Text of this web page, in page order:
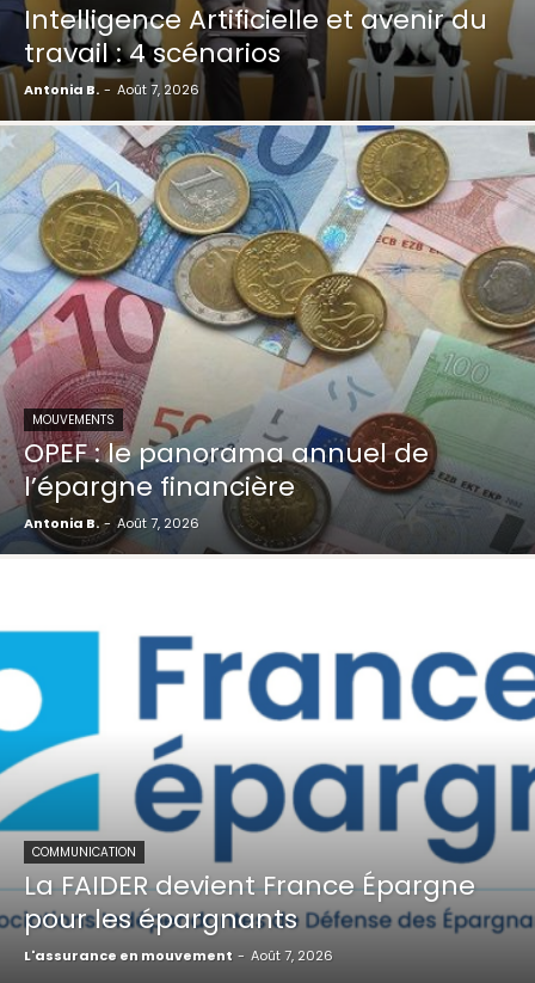
Intelligence Artificielle et avenir du
travail : 4 scénarios
Antonia B. - Août 7, 2026
MOUVEMENTS
OPEF : le panorama annuel de
l’épargne financière
Antonia B. - Août 7, 2026
COMMUNICATION
La FAIDER devient France Épargne
pour les épargnants
L'assurance en mouvement - Août 7, 2026